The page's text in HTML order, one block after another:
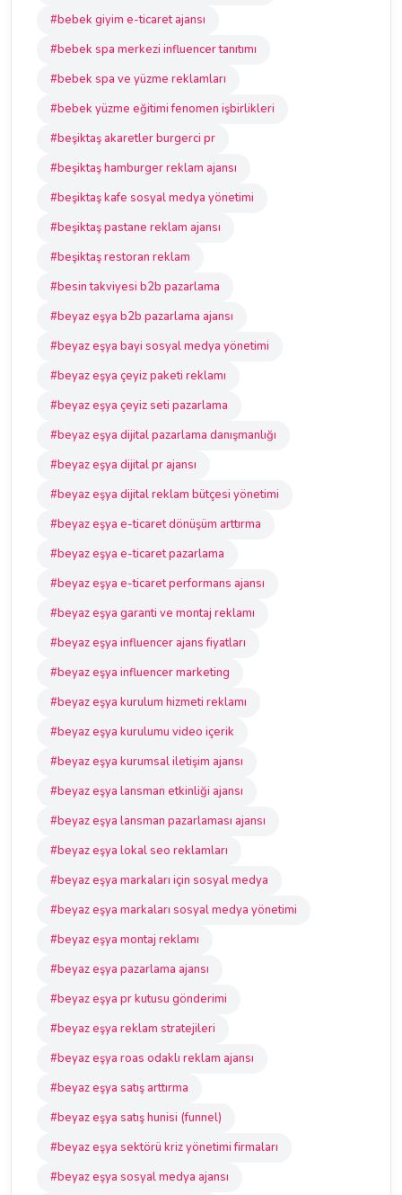
#bebek giyim e-ticaret ajansı
#bebek spa merkezi influencer tanıtımı
#bebek spa ve yüzme reklamları
#bebek yüzme eğitimi fenomen işbirlikleri
#beşiktaş akaretler burgerci pr
#beşiktaş hamburger reklam ajansı
#beşiktaş kafe sosyal medya yönetimi
#beşiktaş pastane reklam ajansı
#beşiktaş restoran reklam
#besin takviyesi b2b pazarlama
#beyaz eşya b2b pazarlama ajansı
#beyaz eşya bayi sosyal medya yönetimi
#beyaz eşya çeyiz paketi reklamı
#beyaz eşya çeyiz seti pazarlama
#beyaz eşya dijital pazarlama danışmanlığı
#beyaz eşya dijital pr ajansı
#beyaz eşya dijital reklam bütçesi yönetimi
#beyaz eşya e-ticaret dönüşüm arttırma
#beyaz eşya e-ticaret pazarlama
#beyaz eşya e-ticaret performans ajansı
#beyaz eşya garanti ve montaj reklamı
#beyaz eşya influencer ajans fiyatları
#beyaz eşya influencer marketing
#beyaz eşya kurulum hizmeti reklamı
#beyaz eşya kurulumu video içerik
#beyaz eşya kurumsal iletişim ajansı
#beyaz eşya lansman etkinliği ajansı
#beyaz eşya lansman pazarlaması ajansı
#beyaz eşya lokal seo reklamları
#beyaz eşya markaları için sosyal medya
#beyaz eşya markaları sosyal medya yönetimi
#beyaz eşya montaj reklamı
#beyaz eşya pazarlama ajansı
#beyaz eşya pr kutusu gönderimi
#beyaz eşya reklam stratejileri
#beyaz eşya roas odaklı reklam ajansı
#beyaz eşya satış arttırma
#beyaz eşya satış hunisi (funnel)
#beyaz eşya sektörü kriz yönetimi firmaları
#beyaz eşya sosyal medya ajansı